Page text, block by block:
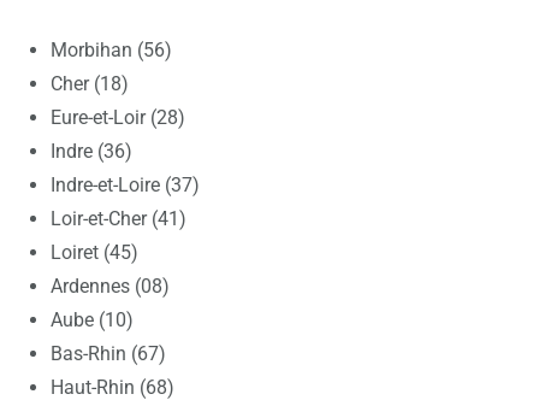
Morbihan (56)
Cher (18)
Eure-et-Loir (28)
Indre (36)
Indre-et-Loire (37)
Loir-et-Cher (41)
Loiret (45)
Ardennes (08)
Aube (10)
Bas-Rhin (67)
Haut-Rhin (68)